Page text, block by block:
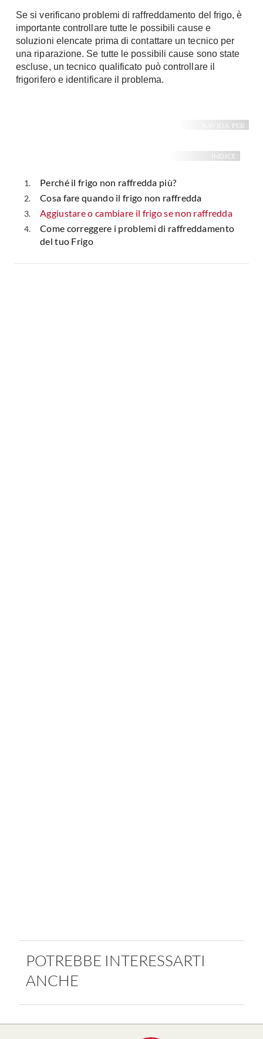
Se si verificano problemi di raffreddamento del frigo, è
importante controllare tutte le possibili cause e
soluzioni elencate prima di contattare un tecnico per
una riparazione. Se tutte le possibili cause sono state
escluse, un tecnico qualificato può controllare il
frigorifero e identificare il problema.
NAVIGA PER:
INDICE:
Perché il frigo non raffredda più?
Cosa fare quando il frigo non raffredda
Aggiustare o cambiare il frigo se non raffredda
Come correggere i problemi di raffreddamento
del tuo Frigo
POTREBBE INTERESSARTI
ANCHE